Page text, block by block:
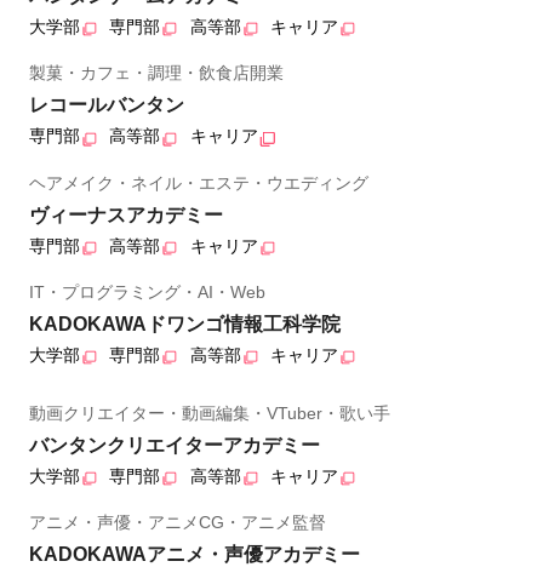
大学部 専門部 高等部 キャリア
製菓・カフェ・調理・飲食店開業
レコールバンタン
専門部 高等部 キャリア
ヘアメイク・ネイル・エステ・ウエディング
ヴィーナスアカデミー
専門部 高等部 キャリア
IT・プログラミング・AI・Web
KADOKAWAドワンゴ情報工科学院
大学部 専門部 高等部 キャリア
動画クリエイター・動画編集・VTuber・歌い手
バンタンクリエイターアカデミー
大学部 専門部 高等部 キャリア
アニメ・声優・アニメCG・アニメ監督
KADOKAWAアニメ・声優アカデミー